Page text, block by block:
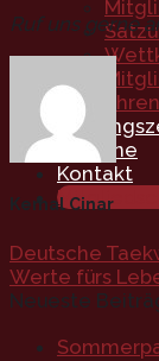
Termine
Kontakt
Ruf uns gerne
Kemal Cinar
Deutsche
Werte fürs
Neueste